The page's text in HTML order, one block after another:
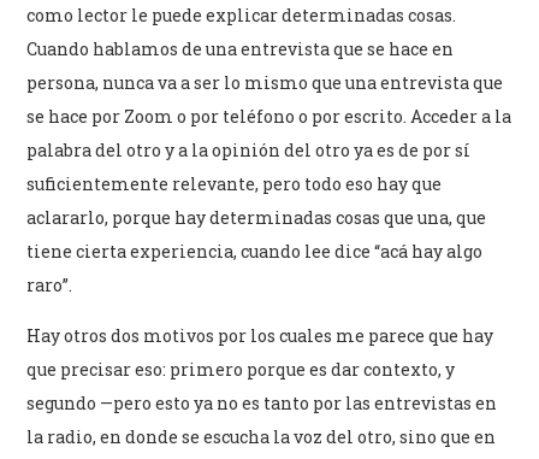
como lector le puede explicar determinadas cosas.
Cuando hablamos de una entrevista que se hace en
persona, nunca va a ser lo mismo que una entrevista que
se hace por Zoom o por teléfono o por escrito. Acceder a la
palabra del otro y a la opinión del otro ya es de por sí
suficientemente relevante, pero todo eso hay que
aclararlo, porque hay determinadas cosas que una, que
tiene cierta experiencia, cuando lee dice “acá hay algo
raro”.
Hay otros dos motivos por los cuales me parece que hay
que precisar eso: primero porque es dar contexto, y
segundo —pero esto ya no es tanto por las entrevistas en
la radio, en donde se escucha la voz del otro, sino que en